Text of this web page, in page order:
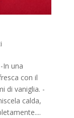
In una
con il
di vaniglia. -
calda,